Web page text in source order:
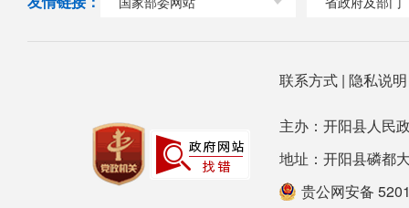
联系方式| 隐私说
主办：开阳县人民
地址：开阳县磷都
贵公网安备